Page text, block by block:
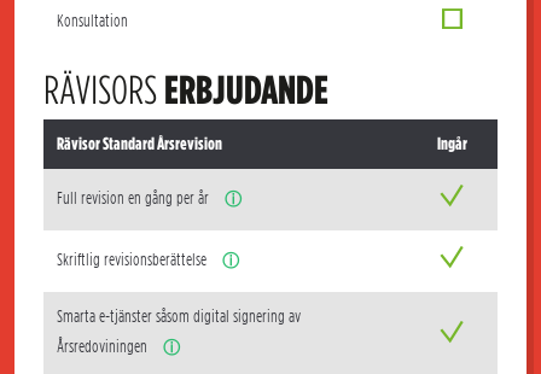
Konsultation
RÄVISORSERBJUDANDE
Rävisor Standard Årsrevision Ingår
Full revision en gång per år ⓘ
Skriftlig revisionsberättelse ⓘ
Smarta e-tjänster såsom digital signering av
Årsredoviningen
ⓘ